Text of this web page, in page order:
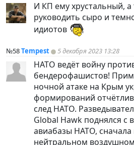
И КП ему хрустальный, а
руководить сыро и
идиотов
№58Tempest 5 декабря 2023 13:28
НАТО ведёт войну
бендерофашистов!
ночной атаке на Крым
формирований
след НАТО.
Global Hawk поднялся с
авиабазы НАТО, сначала
нейтральном